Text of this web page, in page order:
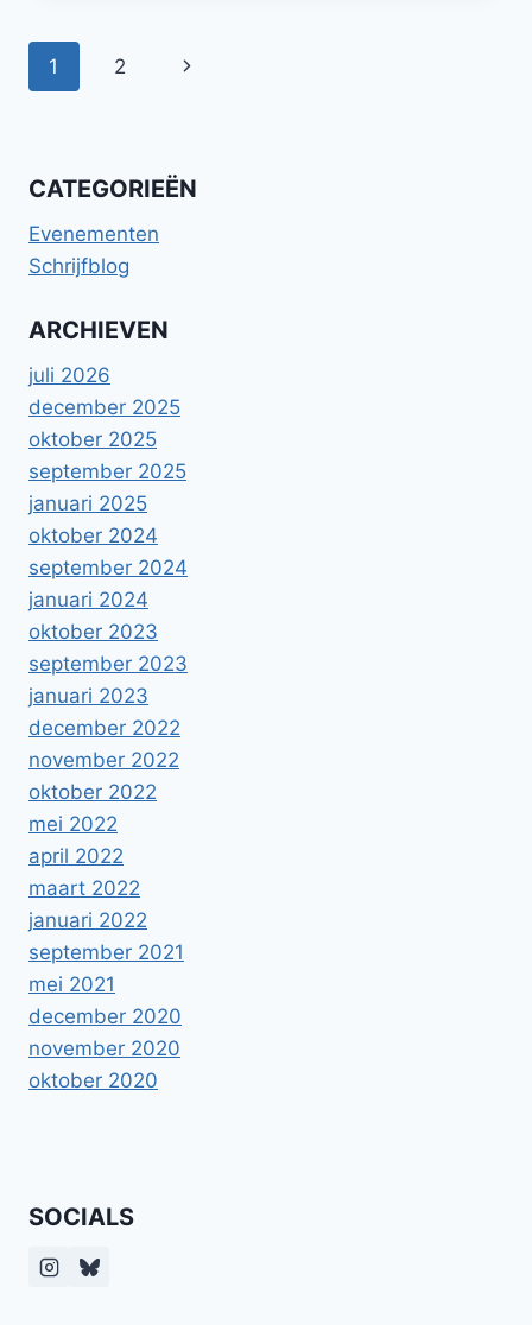
Paginanavigatie
1 2
Volgende
CATEGORIEËN
Evenementen
Schrijfblog
ARCHIEVEN
juli 2026
december 2025
oktober 2025
september 2025
januari 2025
oktober 2024
september 2024
januari 2024
oktober 2023
september 2023
januari 2023
december 2022
november 2022
oktober 2022
mei 2022
april 2022
maart 2022
januari 2022
september 2021
mei 2021
december 2020
november 2020
oktober 2020
SOCIALS